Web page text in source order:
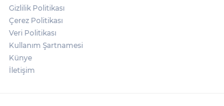
Gizlilik Politikası
Çerez Politikası
Veri Politikası
Kullanım Şartnamesi
Künye
İletişim